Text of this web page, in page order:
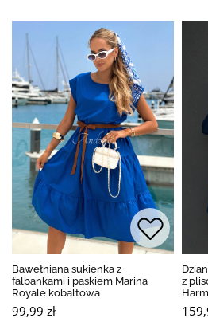
Bawełniana sukienka z
falbankami i paskiem Marina
Royale kobaltowa
99,99 zł
z